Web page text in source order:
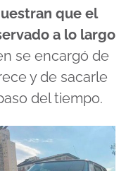
que el
a lo largo
se encargó de
y de sacarle
del tiempo.